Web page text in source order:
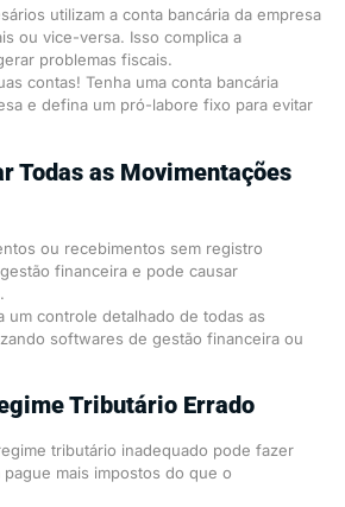
utilizam a conta bancária da empresa
ou vice-versa. Isso complica a
problemas fiscais.
contas! Tenha uma conta bancária
e defina um pró-labore fixo para evitar
Todas as Movimentações
ou recebimentos sem registro
financeira e pode causar
um controle detalhado de todas as
softwares de gestão financeira ou
Tributário Errado
tributário inadequado pode fazer
mais impostos do que o